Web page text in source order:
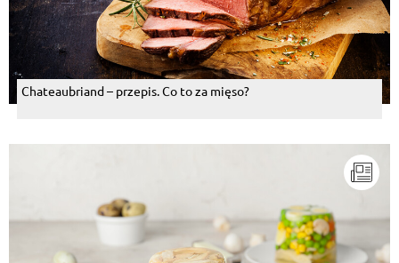
Chateaubriand – przepis. Co to za mięso?